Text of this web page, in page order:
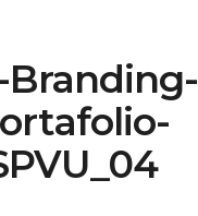
Branding-
Nosotros
Portafolio
Asesorías